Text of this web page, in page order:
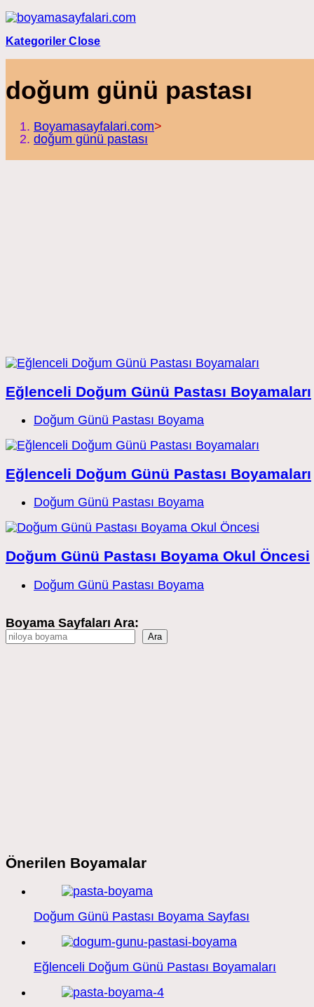
Skip
to
content
Kategoriler Close
doğum günü pastası
Boyamasayfalari.com>
doğum günü pastası
Eğlenceli Doğum Günü Pastası Boyamaları
Post
Doğum Günü Pastası Boyama
Eğlenceli Doğum Günü Pastası Boyamaları
Post
Doğum Günü Pastası Boyama
Doğum Günü Pastası Boyama Okul Öncesi
Post
category:
Doğum Günü Pastası Boyama
Boyama Sayfaları Ara:
Ara
Önerilen Boyamalar
Doğum Günü Pastası Boyama Sayfası
Eğlenceli Doğum Günü Pastası Boyamaları